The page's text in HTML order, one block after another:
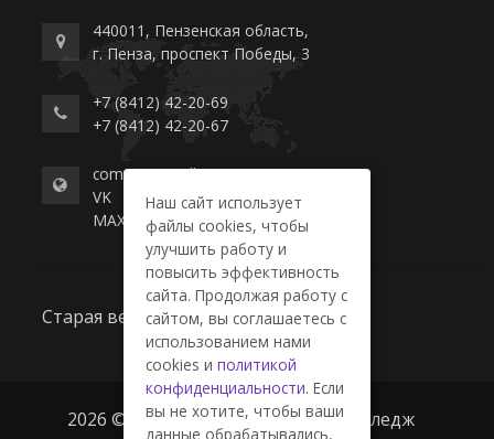
440011, Пензенская область,
г. Пенза, проспект Победы, 3
+7 (8412) 42-20-69
+7 (8412) 42-20-67
commerce-college.ru
VK
MAX
Старая версия сайта
2026 © ГАПОУ ПО "Пензенский колледж
Наш сайт использует
файлы cookies, чтобы
улучшить работу и
повысить эффективность
сайта. Продолжая работу с
сайтом, вы соглашаетесь с
использованием нами
cookies и политикой
конфиденциальности. Если
вы не хотите, чтобы ваши
данные обрабатывались,